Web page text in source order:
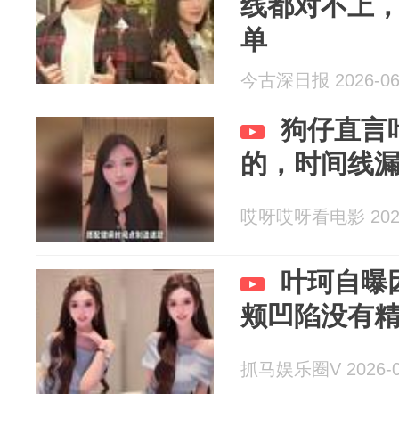
单
今古深日报 2026-
狗仔直言
的，时间线
哎呀哎呀看电影
叶珂自曝
颊凹陷没有
抓马娱乐圈V 2026-